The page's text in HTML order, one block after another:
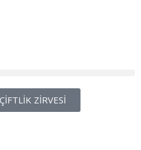
ZİRVESİ